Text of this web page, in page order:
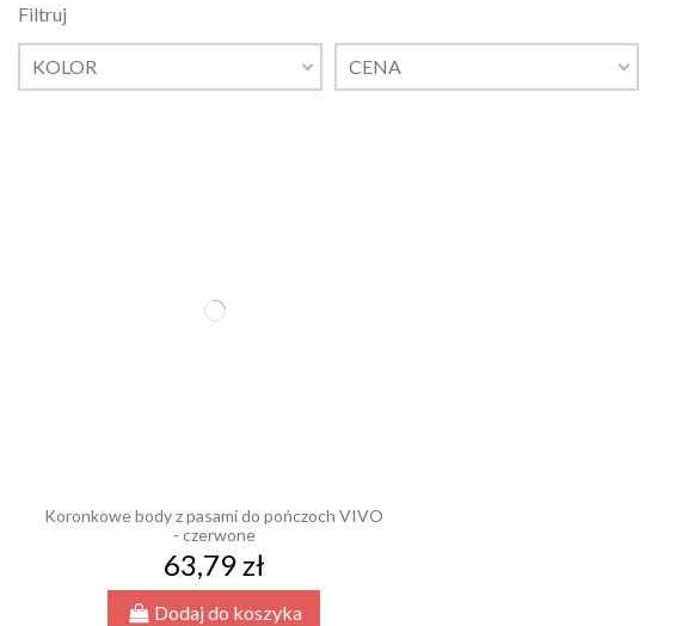
Filtruj
KOLOR CENA
Koronkowe body z pasami do pończoch VIVO
- czerwone
63,79 zł
Dodaj do koszyka